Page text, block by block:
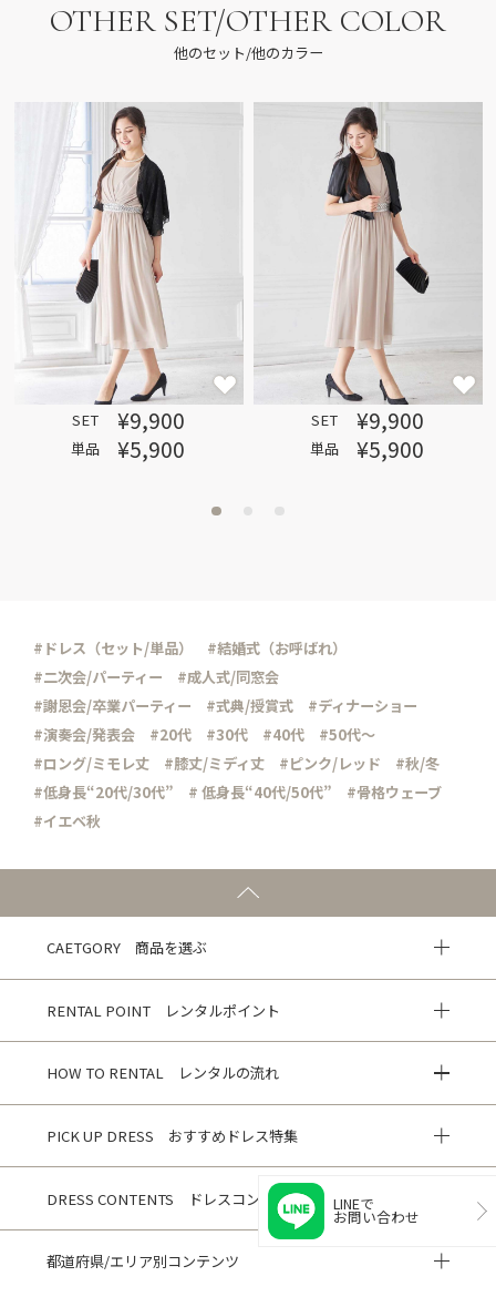
OTHER SET/OTHER COLOR
他のセット/他のカラー
SET ¥9,900
単品 ¥5,900
SET ¥9,900
単品 ¥5,900
#ドレス（セット/単品）
#結婚式（お呼ばれ）
#二次会/パーティー
#成人式/同窓会
#謝恩会/卒業パーティー
#式典/授賞式
#ディナーショー
#演奏会/発表会
#20代 #30代 #40代
#50代～
#ロング/ミモレ丈
#膝丈/ミディ丈 #ピンク/レッド
#秋/冬
#低身長“20代/30代”
# 低身長“40代/50代”
#骨格ウェーブ
#イエベ秋
CAETGORY 商品を選ぶ
RENTAL POINT レンタルポイント
HOW TO RENTAL レンタルの流れ
PICK UP DRESS おすすめドレス特集
DRESS CONTENTS ドレスコンテンツ
都道府県/エリア別コンテンツ
LINEで
お問い合わせ